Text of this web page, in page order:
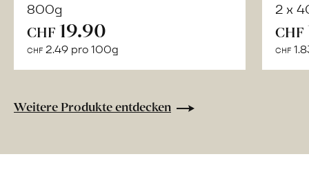
800g
CHF 19.90
CHF 2.49 pro 100g
2 x
CHF
CHF
Weitere Produkte entdecken